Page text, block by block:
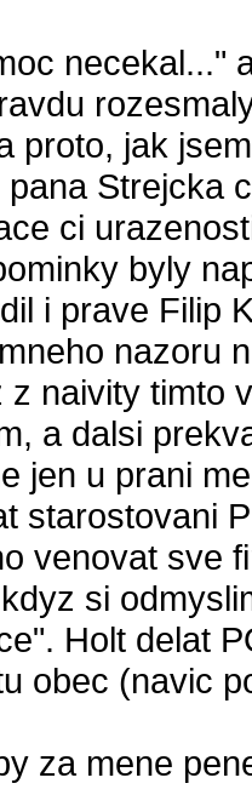
necekal..."
proto, jak
Strejcka
ci
byly
i prave Filip
nazoru
z naivity timto
a dalsi
jen u prani
starostovani
venovat sve
si
Holt delat
obec (navic
za mene